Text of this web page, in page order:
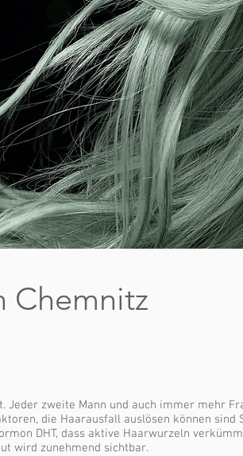
Chemnitz
Jeder zweite Mann und auch immer mehr
die Haarausfall auslösen können
DHT, dass aktive Haarwurzeln
wird zunehmend sichtbar.